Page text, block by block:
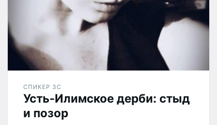
СПИКЕР ЗС
Усть-Илимское дерби: стыд
и позор